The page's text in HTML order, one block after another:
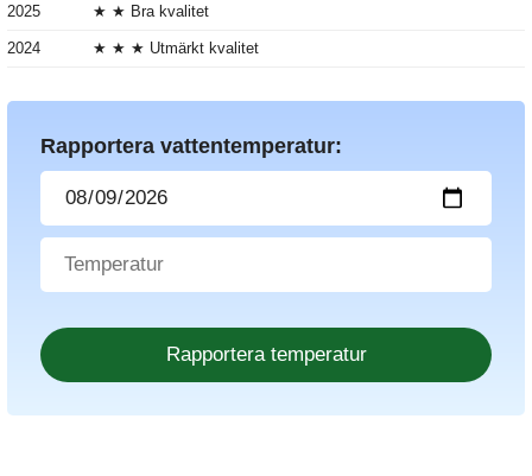
2025 ★ ★ Bra kvalitet
2024 ★ ★ ★ Utmärkt kvalitet
Rapportera vattentemperatur: